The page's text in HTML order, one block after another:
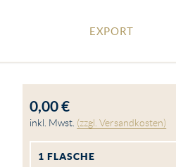
EXPORT
0,00 €
inkl. Mwst. (zzgl. Versandkosten)